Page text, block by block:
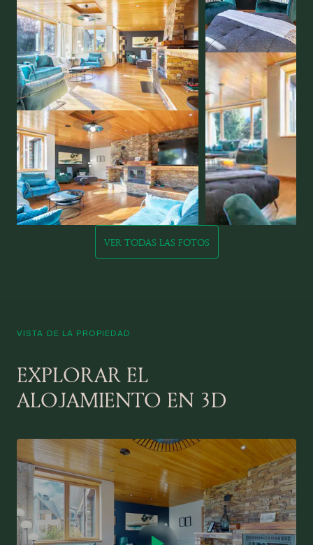
VER TODAS LAS FOTOS
VISTA DE LA PROPIEDAD
EXPLORAR EL
ALOJAMIENTO EN 3D